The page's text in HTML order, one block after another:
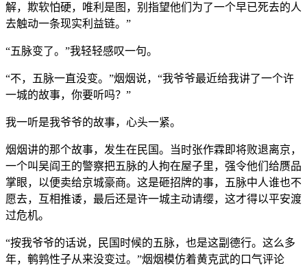
解，欺软怕硬，唯利是图，别指望他们为了一个早已死去的人
去触动一条现实利益链。”
“五脉变了。”我轻轻感叹一句。
“不，五脉一直没变。”烟烟说，“我爷爷最近给我讲了一个许
一城的故事，你要听吗？”
我一听是我爷爷的故事，心头一紧。
烟烟讲的那个故事，发生在民国。当时张作霖即将败退离京，
一个叫吴阎王的警察把五脉的人拘在屋子里，强令他们给赝品
掌眼，以便卖给京城豪商。这是砸招牌的事，五脉中人谁也不
愿去，互相推诿，最后还是许一城主动请缨，这才得以平安渡
过危机。
“按我爷爷的话说，民国时候的五脉，也是这副德行。这么多
年，鹌鹑性子从来没变过。”烟烟模仿着黄克武的口气评论